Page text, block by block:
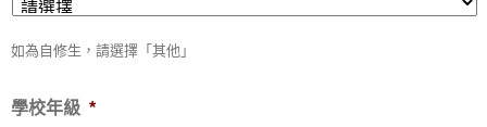
如為自修生，請選擇「其他」
學校年級 *